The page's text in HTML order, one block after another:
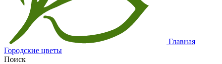
Главная
Городские цветы
Поиск